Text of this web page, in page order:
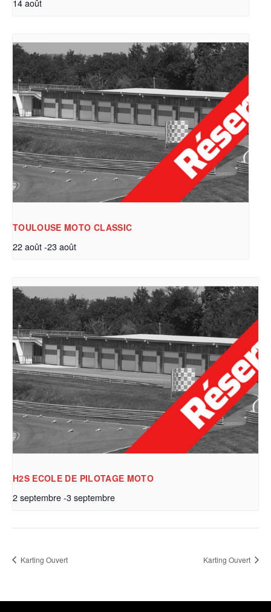
TOULOUSE MOTO CLASSIC
22 août-23 août
H2S ECOLE DE PILOTAGE MOTO
2 septembre-3 septembre
Karting Ouvert Karting Ouvert